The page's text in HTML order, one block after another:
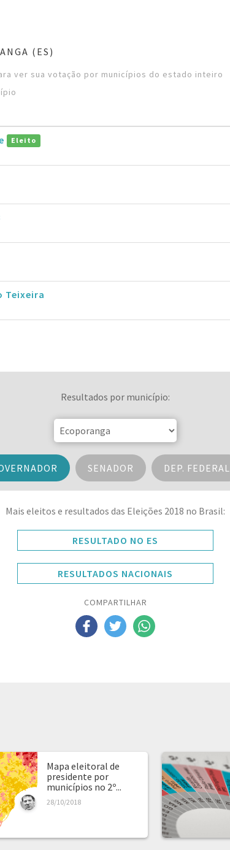
(ES)
ver sua votação por municípios do estado inteiro
Eleito
Teixeira
Resultados por município:
SENADOR DEP. FEDERAL
Mais eleitos e resultados das Eleições 2018 no Brasil:
RESULTADO NO ES
RESULTADOS NACIONAIS
COMPARTILHAR
Mapa eleitoral de
presidente por
municípios no 2º...
28/10/2018